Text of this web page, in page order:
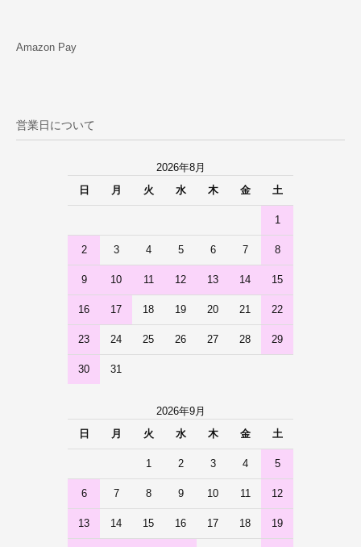
Amazon Pay
営業日について
2026年8月
日
月 火 水 木 金 土
1
2 3 4 5 6 7 8
9 10 11 12 13 14 15
16 17 18 19 20 21 22
23 24 25 26 27 28 29
30 31
2026年9月
日
月 火 水 木 金 土
1 2 3 4 5
6 7 8 9 10 11 12
13 14 15 16 17 18 19